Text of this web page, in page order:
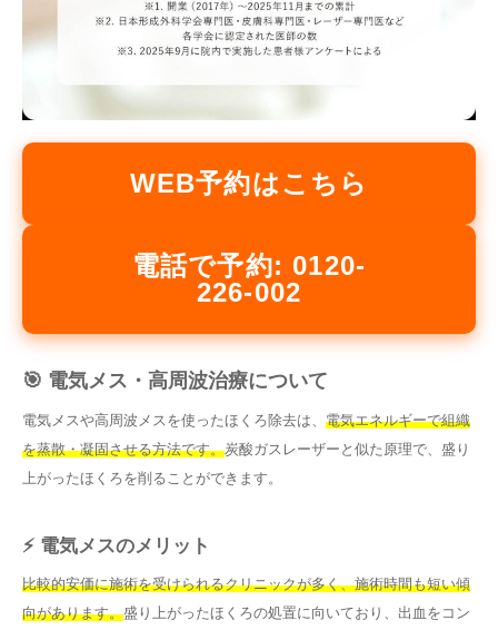
WEB予約はこちら
電話で予約: 0120-
226-002
🎯 電気メス・高周波治療について
電気メスや高周波メスを使ったほくろ除去は、 電気エネルギーで組織
を蒸散・凝固させる方法です。炭酸ガスレーザーと似た原理で、盛り
上がったほくろを削ることができます。
⚡ 電気メスのメリット
比較的安価に施術を受けられるクリニックが多く、施術時間も短い傾
向があります。盛り上がったほくろの処置に向いており、出血をコン